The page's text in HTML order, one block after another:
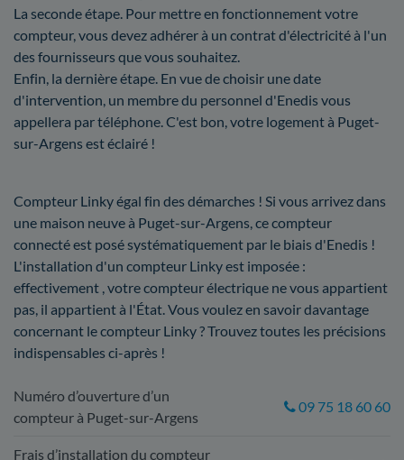
La seconde étape. Pour mettre en fonctionnement votre
compteur, vous devez adhérer à un contrat d'électricité à l'un
des fournisseurs que vous souhaitez.
Enfin, la dernière étape. En vue de choisir une date
d'intervention, un membre du personnel d'Enedis vous
appellera par téléphone. C'est bon, votre logement à Puget-
sur-Argens est éclairé !
Compteur Linky égal fin des démarches ! Si vous arrivez dans
une maison neuve à Puget-sur-Argens, ce compteur
connecté est posé systématiquement par le biais d'Enedis !
L'installation d'un compteur Linky est imposée :
effectivement , votre compteur électrique ne vous appartient
pas, il appartient à l'État. Vous voulez en savoir davantage
concernant le compteur Linky ? Trouvez toutes les précisions
indispensables ci-après !
Numéro d’ouverture d’un
compteur à Puget-sur-Argens
09 75 18 60 60
Frais d’installation du compteur